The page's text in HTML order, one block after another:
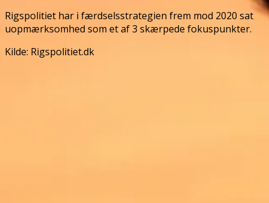
Rigspolitiet har i færdselsstrategien frem mod 2020 sat
uopmærksomhed som et af 3 skærpede fokuspunkter.
Kilde: Rigspolitiet.dk